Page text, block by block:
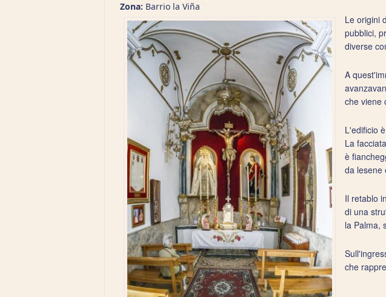
Zona: Barrio la Viña
Le origini
pubblici,
diverse
A
che viene
L'edificio
La
è
da lesene
Il retablo
di una
la Palma,
che